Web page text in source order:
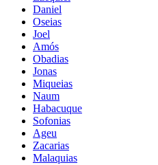
Daniel
Oseias
Joel
Amós
Obadias
Jonas
Miqueias
Naum
Habacuque
Sofonias
Ageu
Zacarias
Malaquias